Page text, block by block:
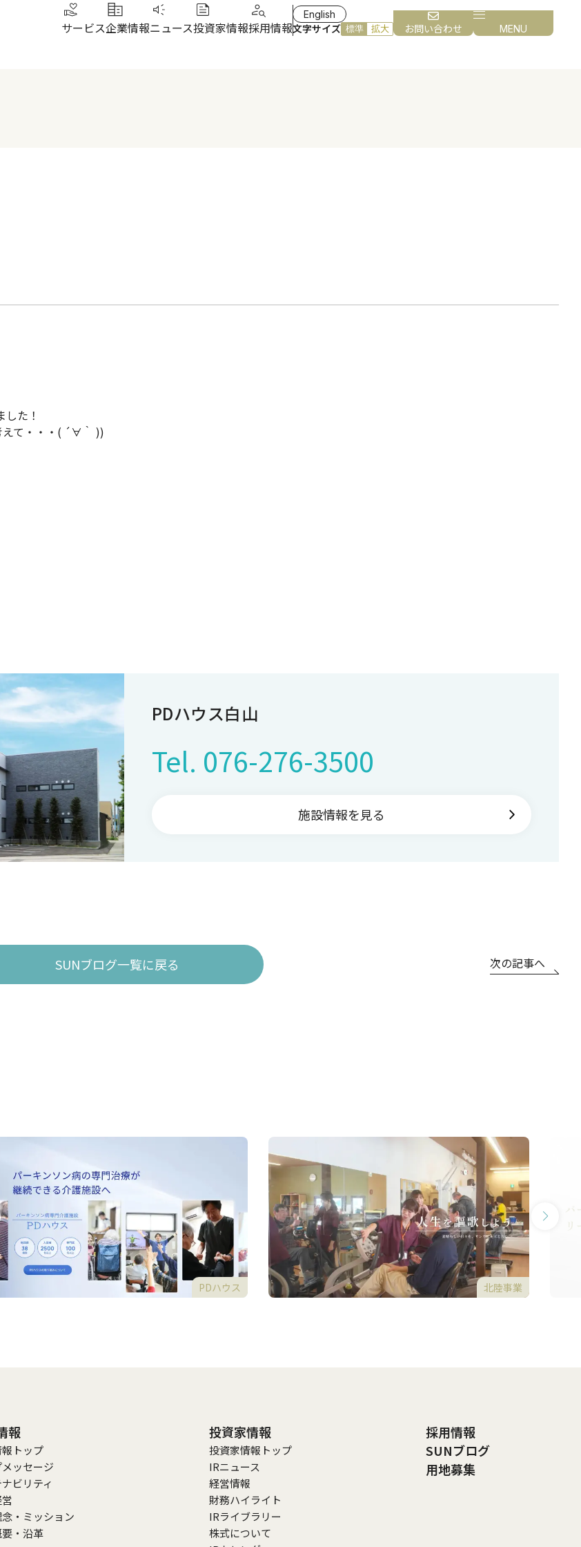
サービス企業情報ニュース投資家情報採用情報
English
文字サイズ 標準 拡大 お問い合わせ MENU
た！
えて・・・( ´∀｀ ))
PDハウス白山
Tel. 076-276-3500
施設情報を見る
SUNブログ一覧に戻る 次の記事へ
PDハウス 北陸事業
報
トップ
メッセージ
ビリティ
・ミッション
・沿革
投資家情報
投資家情報トップ
IRニュース
経営情報
財務ハイライト
IRライブラリー
株式について
採用情報
SUNブログ
用地募集